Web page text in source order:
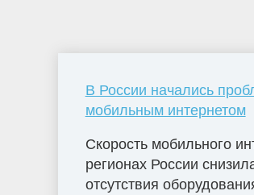
В России начались
мобильным интернетом
Скорость мобильного
регионах России
отсутствия